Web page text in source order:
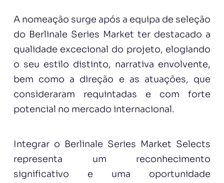
A nomeação surge após a equipa de seleção
do Berlinale Series Market ter destacado a
qualidade excecional do projeto, elogiando
o seu estilo distinto, narrativa envolvente,
bem como a direção e as atuações, que
consideraram requintadas e com forte
potencial no mercado internacional.
Integrar o Berlinale Series Market Selects
representa um reconhecimento
significativo e uma oportunidade